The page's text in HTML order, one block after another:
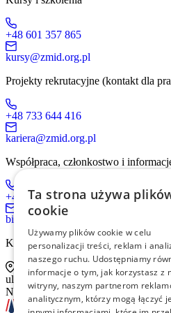
+48 601 357 865
kursy@zmid.org.pl
Projekty rekrutacyjne (kontakt dla
+48 733 644 416
kariera@zmid.org.pl
Współpraca, członkostwo i
+48 519 536 405
biuro@zmid.org.pl
Kontakt tradycyjną drogą pocztową
ul. Sienna 93 lok. 2, 00-815
NIP: 526-13-30-874
Ta strona używa
cookie
Używamy plików cookie w celu
personalizacji treści, reklam i
naszego ruchu. Udostępniamy
informacje o tym, jak korzystasz z
witryny, naszym partnerom
analitycznym, którzy mogą łączyć